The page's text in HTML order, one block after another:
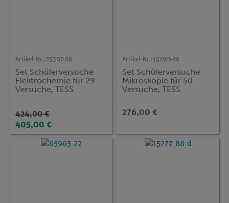
Artikel-Nr.:25307-88
Set Schülerversuche
Elektrochemie für 29
Versuche, TESS
424,00 €
405,00 €
Artikel-Nr.:15290-88
Set Schülerversuche
Mikroskopie für 50
Versuche, TESS
276,00 €